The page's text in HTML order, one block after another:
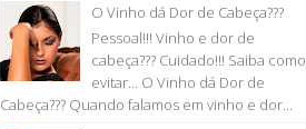
O Vinho dá Dor de Cabeça???
Pessoal!!! Vinho e dor de
cabeça??? Cuidado!!! Saiba como
evitar... O Vinho dá Dor de
Cabeça??? Quando falamos em vinho e dor...